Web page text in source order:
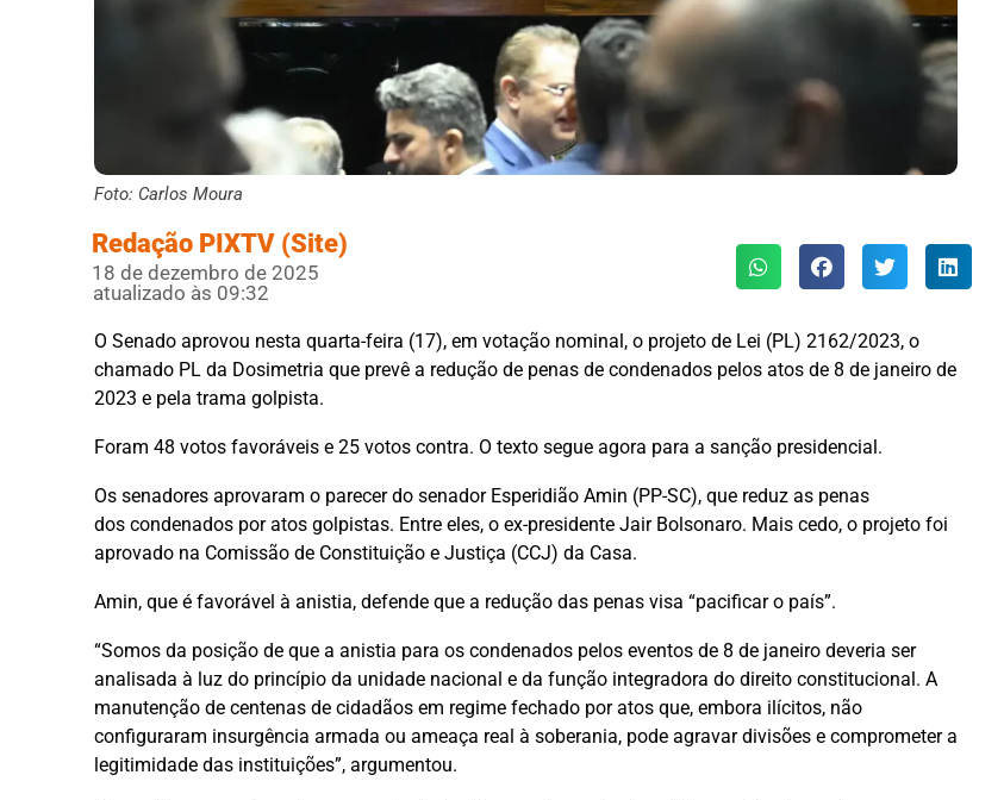
Foto: Carlos Moura
Redação PIXTV (Site)
18 de dezembro de 2025
atualizado às 09:32
O Senado aprovou nesta quarta-feira (17), em votação nominal, o projeto de Lei (PL) 2162/2023, o
chamado PL da Dosimetria que prevê a redução de penas de condenados pelos atos de 8 de janeiro de
2023 e pela trama golpista.
Foram 48 votos favoráveis e 25 votos contra. O texto segue agora para a sanção presidencial.
Os senadores aprovaram o parecer do senador Esperidião Amin (PP-SC), que reduz as penas
dos condenados por atos golpistas. Entre eles, o ex-presidente Jair Bolsonaro. Mais cedo, o projeto foi
aprovado na Comissão de Constituição e Justiça (CCJ) da Casa.
Amin, que é favorável à anistia, defende que a redução das penas visa “pacificar o país”.
“Somos da posição de que a anistia para os condenados pelos eventos de 8 de janeiro deveria ser
analisada à luz do princípio da unidade nacional e da função integradora do direito constitucional. A
manutenção de centenas de cidadãos em regime fechado por atos que, embora ilícitos, não
configuraram insurgência armada ou ameaça real à soberania, pode agravar divisões e comprometer a
legitimidade das instituições”, argumentou.